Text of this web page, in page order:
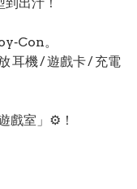
。
耳機 / 遊戲卡 / 充電
戲室」⚙️！